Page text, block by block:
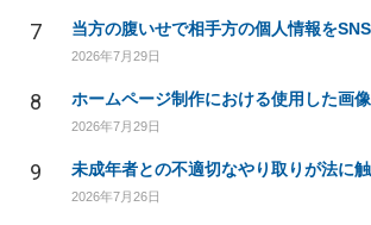
7
2026年7月29日
8
2026年7月29日
9 未成年者との不適切なやり取りが法に
2026年7月26日